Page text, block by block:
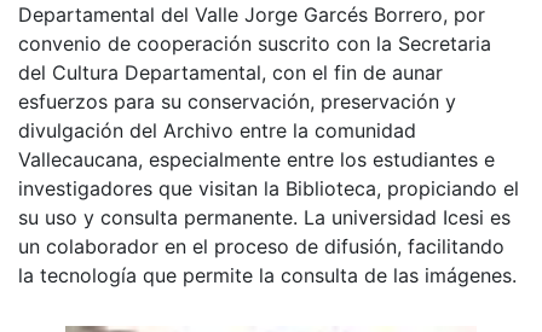
Departamental del Valle Jorge Garcés Borrero, por
convenio de cooperación suscrito con la Secretaria
del Cultura Departamental, con el fin de aunar
esfuerzos para su conservación, preservación y
divulgación del Archivo entre la comunidad
Vallecaucana, especialmente entre los estudiantes e
investigadores que visitan la Biblioteca, propiciando el
su uso y consulta permanente. La universidad Icesi es
un colaborador en el proceso de difusión, facilitando
la tecnología que permite la consulta de las imágenes.